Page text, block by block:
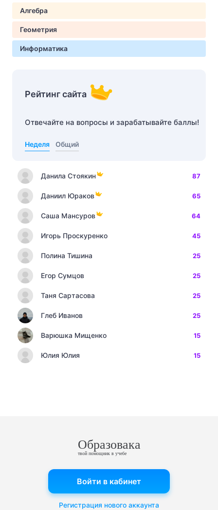
Алгебра
Геометрия
Информатика
Рейтинг сайта
Отвечайте на вопросы и зарабатывайте баллы!
Неделя Общий
Данила Стоякин 87
Даниил Юраков 65
Саша Мансуров 64
Игорь Проскуренко 45
Полина Тишина 25
Егор Сумцов 25
Таня Сартасова 25
Глеб Иванов 25
Варюшка Мищенко 15
Юлия Юлия 15
Образовака
твой помощник в учебе
Войти в кабинет
Регистрация нового аккаунта